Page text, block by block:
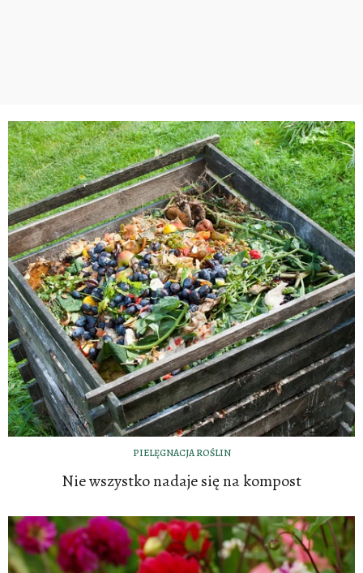
PIELĘGNACJA ROŚLIN
Nie wszystko nadaje się na kompost